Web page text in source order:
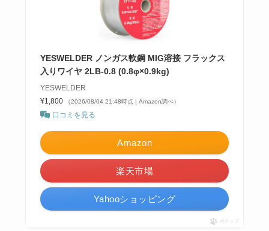
YESWELDER ノンガス軟鋼 MIG溶接 フラックス
入りワイヤ 2LB-0.8 (0.8φ×0.9kg)
YESWELDER
¥1,800
（2026/08/04 21:48時点 | Amazon調べ）
口コミを見る
Amazon
楽天市場
Yahooショッピング
ポチップ